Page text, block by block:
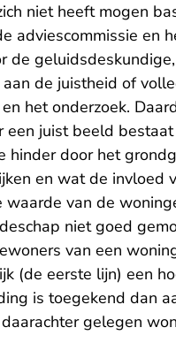
niet heeft mogen
adviescommissie en
de
de juistheid of
het onderzoek.
een juist beeld
hinder door het
en wat de invloed
waarde van de
niet goed
van een
(de eerste lijn) een
is toegekend dan
gelegen